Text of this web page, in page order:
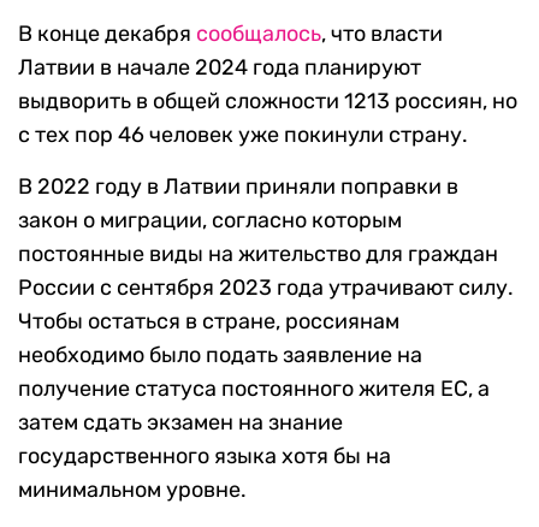
В конце декабря сообщалось, что власти
Латвии в начале 2024 года планируют
выдворить в общей сложности 1213 россиян, но
с тех пор 46 человек уже покинули страну.
В 2022 году в Латвии приняли поправки в
закон о миграции, согласно которым
постоянные виды на жительство для граждан
России с сентября 2023 года утрачивают силу.
Чтобы остаться в стране, россиянам
необходимо было подать заявление на
получение статуса постоянного жителя ЕС, а
затем сдать экзамен на знание
государственного языка хотя бы на
минимальном уровне.